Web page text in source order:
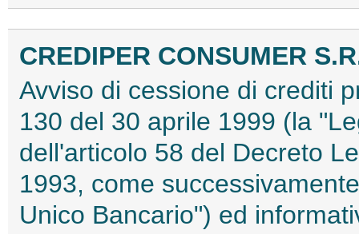
CREDIPER CONSUMER
Avviso di cessione di crediti
130 del 30 aprile 1999 (la
dell'articolo 58 del Decreto
1993, come
Unico Bancario") ed